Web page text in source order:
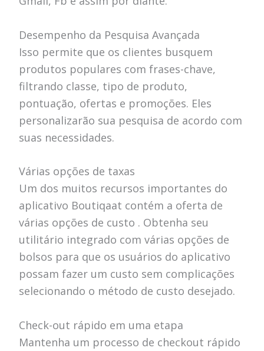
Desempenho da Pesquisa Avançada
Isso permite que os clientes busquem
produtos populares com frases-chave,
filtrando classe, tipo de produto,
pontuação, ofertas e promoções. Eles
personalizarão sua pesquisa de acordo com
suas necessidades.
Várias opções de taxas
Um dos muitos recursos importantes do
aplicativo Boutiqaat contém a oferta de
várias opções de custo . Obtenha seu
utilitário integrado com várias opções de
bolsos para que os usuários do aplicativo
possam fazer um custo sem complicações
selecionando o método de custo desejado.
Check-out rápido em uma etapa
Mantenha um processo de checkout rápido